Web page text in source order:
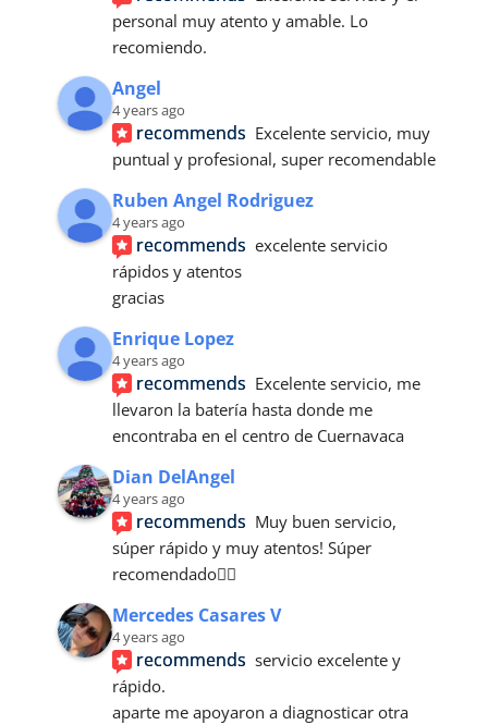
personal muy atento y amable. Lo
recomiendo.
Angel
4 years ago
recommends Excelente servicio, muy
puntual y profesional, super recomendable
Ruben Angel Rodriguez
4 years ago
recommends excelente servicio
rápidos y atentos
gracias
Enrique Lopez
4 years ago
recommends Excelente servicio, me
llevaron la batería hasta donde me
encontraba en el centro de Cuernavaca
Dian DelAngel
4 years ago
recommends Muy buen servicio,
súper rápido y muy atentos! Súper
recomendado👌🏼
Mercedes Casares V
4 years ago
recommends servicio excelente y
rápido.
aparte me apoyaron a diagnosticar otra